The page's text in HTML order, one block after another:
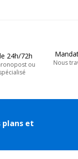
24h/72h
ou
Nous
plans et